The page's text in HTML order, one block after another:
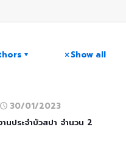
Show all
30/01/2023
ประจำบัวสปา จำนวน 2